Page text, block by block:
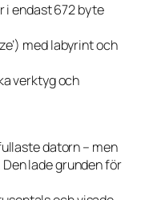
i endast 672 byte
med labyrint och
verktyg och
datorn – men
lade grunden för